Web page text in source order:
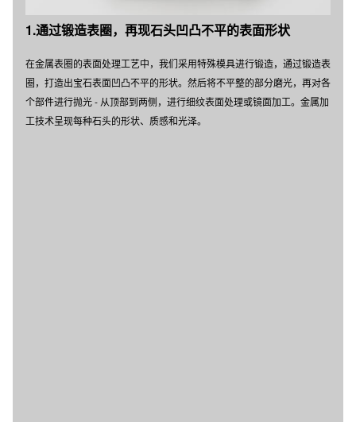
1.通过锻造表圈，再现石头凹凸不平的表面形状
在金属表圈的表面处理工艺中，我们采用特殊模具进行锻造，通过锻造表
圈，打造出宝石表面凹凸不平的形状。然后将不平整的部分磨光，再对各
个部件进行抛光 - 从顶部到两侧，进行细纹表面处理或镜面加工。金属加
工技术呈现每种石头的形状、质感和光泽。